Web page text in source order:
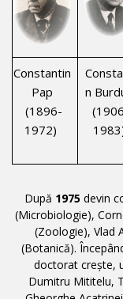
Constantin
Pap
(1896-
1972)
n
După 1975 devin
(Microbiologie),
(Zoologie), Vlad
(Botanică).
doctorat crește,
Dumitru Mititelu,